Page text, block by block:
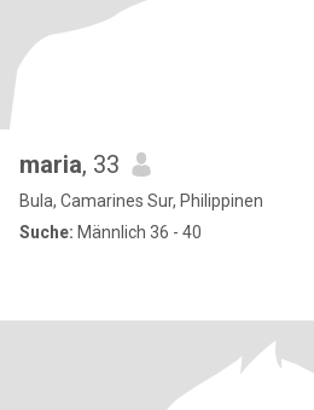
maria, 33
Bula, Camarines Sur, Philippinen
Suche: Männlich 36 - 40